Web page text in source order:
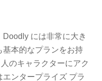
Doodly には非常に大き
基本的なプランをお持
のキャラクターにアク
ンタープライズ プラ